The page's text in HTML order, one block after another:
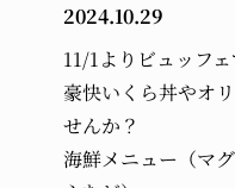
2024.10.29
11/1よりビュッフ
豪快いくら丼やオ
せんか？
海鮮メニュー（マ